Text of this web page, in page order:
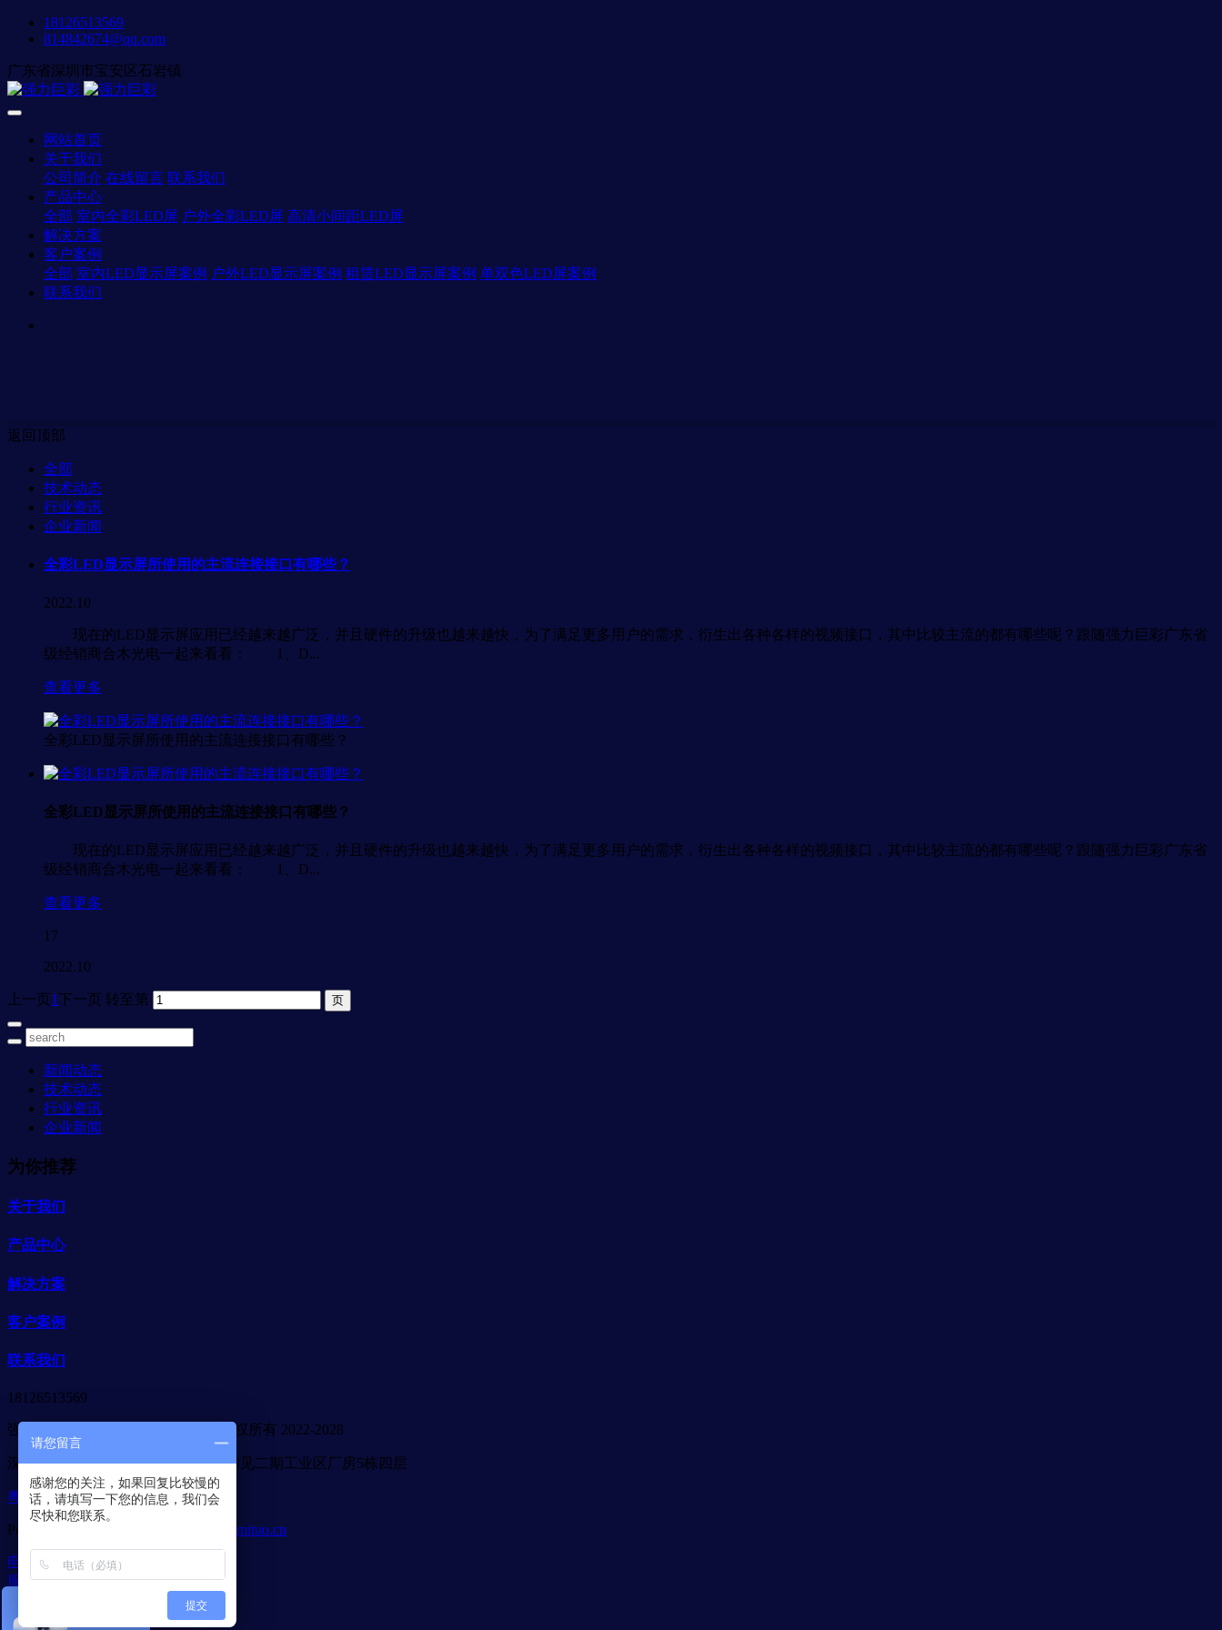
18126513569
814842674@qq.com
广东省深圳市宝安区石岩镇
网站首页
关于我们
公司简介 在线留言 联系我们
产品中心
全部 室内全彩LED屏 户外全彩LED屏 高清小间距LED屏
解决方案
客户案例
全部 室内LED显示屏案例 户外LED显示屏案例 租赁LED显示屏案例 单双色LED屏案例
联系我们
返回顶部
全部
技术动态
行业资讯
企业新闻
全彩LED显示屏所使用的主流连接接口有哪些？
2022.10
现在的LED显示屏应用已经越来越广泛，并且硬件的升级也越来越快，为了满足更多用户的需求，衍生出各种各样的视频接口，其中比较主流的都有哪些呢？跟随强力巨彩广东省
级经销商合木光电一起来看看： 1、D...
查看更多
全彩LED显示屏所使用的主流连接接口有哪些？
全彩LED显示屏所使用的主流连接接口有哪些？
现在的LED显示屏应用已经越来越广泛，并且硬件的升级也越来越快，为了满足更多用户的需求，衍生出各种各样的视频接口，其中比较主流的都有哪些呢？跟随强力巨彩广东省
级经销商合木光电一起来看看： 1、D...
查看更多
17
2022.10
上一页1下一页 转至第
新闻动态
技术动态
行业资讯
企业新闻
为你推荐
关于我们
产品中心
解决方案
客户案例
联系我们
18126513569
强力巨彩广东省代理商-合木光电 版权所有 2022-2028
深圳市宝安区石岩街道应人石社区创见二期工业区厂房5栋四层
粤ICP备2022093632号
Powered by mituo.cn
电话咨询
服务项目
解决方案
请您留言
感谢您的关注，如果回复比较慢的
话，请填写一下您的信息，我们会
尽快和您联系。
提交